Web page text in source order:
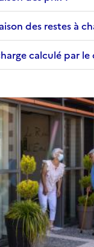
des restes à
calculé par